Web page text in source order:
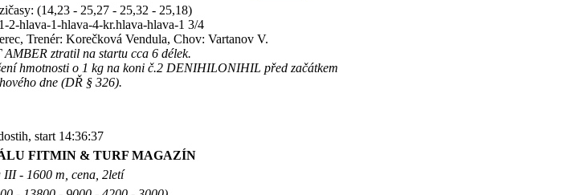
(14,23 - 25,27 - 25,32 - 25,18)
2-hlava-1-hlava-4-kr.hlava-hlava-1 3/4
Trenér: Korečková Vendula, Chov: Vartanov V.
ztratil na startu cca 6 délek.
hmotnosti o 1 kg na koni č.2 DENIHILONIHIL před začátkem
dne (DŘ § 326).
start 14:36:37
FITMIN & TURF MAGAZÍN
III - 1600 m, cena, 2letí